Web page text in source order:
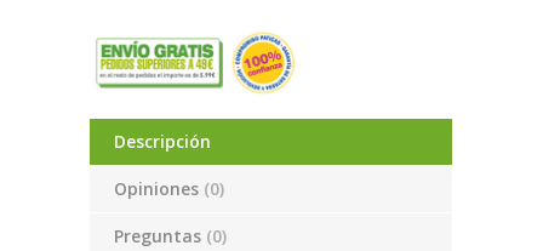
Descripción
Opiniones (0)
Preguntas (0)